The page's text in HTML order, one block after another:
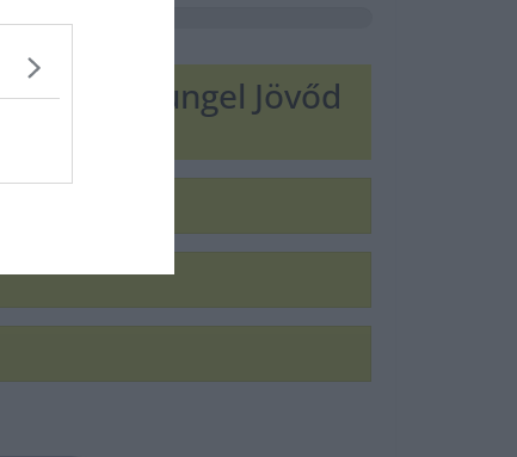
dzsungel Jövőd